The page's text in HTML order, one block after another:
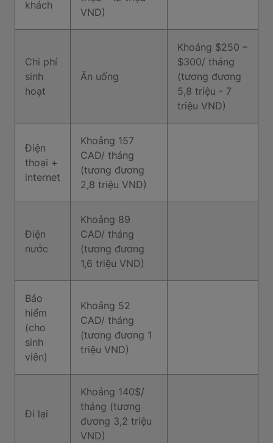
khách
VND)
Chi phí
sinh
hoạt
Ăn uống
Khoảng $250 –
$300/ tháng
(tương đương
5,8 triệu - 7
triệu VND)
Điện
thoại +
internet
Khoảng 157
CAD/ tháng
(tương đương
2,8 triệu VND)
Điện
nước
Khoảng 89
CAD/ tháng
(tương đương
1,6 triệu VND)
Bảo
hiểm
(cho
sinh
viên)
Khoảng 52
CAD/ tháng
(tương đương 1
triệu VND)
Đi lại
Khoảng 140$/
tháng (tương
đương 3,2 triệu
VND)